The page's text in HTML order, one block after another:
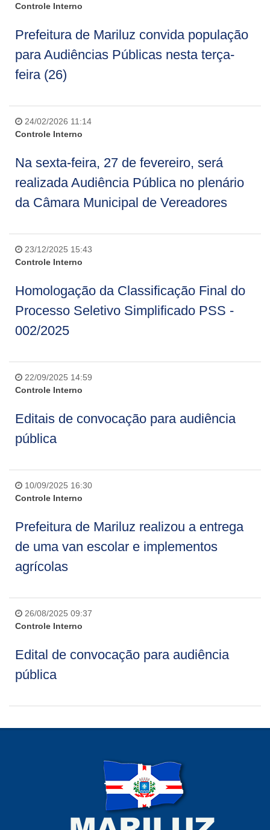
Controle Interno
Prefeitura de Mariluz convida população
para Audiências Públicas nesta terça-
feira (26)
24/02/2026 11:14
Controle Interno
Na sexta-feira, 27 de fevereiro, será
realizada Audiência Pública no plenário
da Câmara Municipal de Vereadores
23/12/2025 15:43
Controle Interno
Homologação da Classificação Final do
Processo Seletivo Simplificado PSS -
002/2025
22/09/2025 14:59
Controle Interno
Editais de convocação para audiência
pública
10/09/2025 16:30
Controle Interno
Prefeitura de Mariluz realizou a entrega
de uma van escolar e implementos
agrícolas
26/08/2025 09:37
Controle Interno
Edital de convocação para audiência
pública